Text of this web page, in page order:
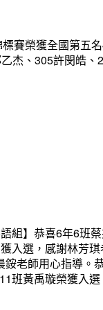
賽榮獲全國第五
杰、305許閔皓
組】恭喜6年6班
入選，感謝林芳
老師用心指導
班黃禹璇榮獲入